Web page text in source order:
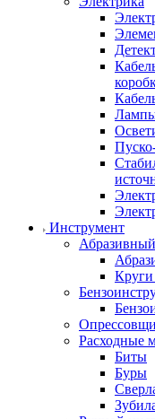
Инструмент
Круги
Расходные
Биты
Буры